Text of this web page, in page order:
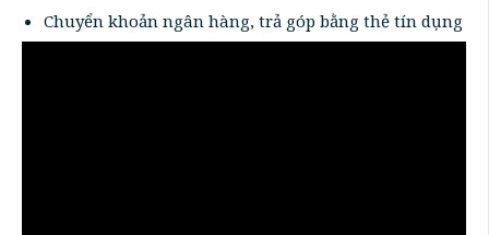
Chuyển khoản ngân hàng, trả góp bằng thẻ tín dụng